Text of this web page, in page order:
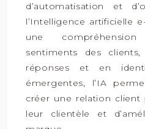
d’automatisation et
l’Intelligence artificielle
une
sentiments des
réponses et en
émergentes, l’IA
créer une relation client
leur clientèle et